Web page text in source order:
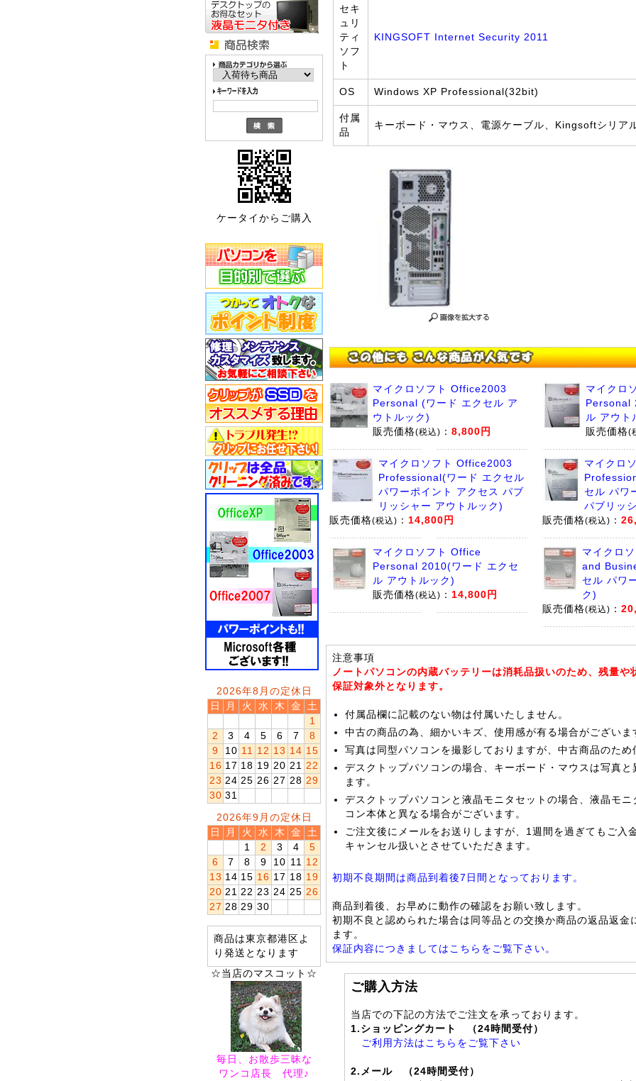
ケータイからご購入
2026年8月の定休日
日
月 火 水 木 金
土
1
2
3 4 5 6 7
8
9
10 11 12 13 14 15
16 17 18 19 20 21 22
23 24 25 26 27 28 29
30 31
2026年9月の定休日
日
月 火 水 木 金
土
1
2 3 4
5
6
7 8 9 10 11 12
13 14 15 16 17 18 19
20 21 22 23 24 25 26
27 28 29 30
商品は東京都港区よ
り発送となります
☆当店のマスコット☆
毎日、お散歩三昧な
ワンコ店長 代理♪
セキ
ュリ
ティ
ソフ
ト
KINGSOFT Internet Security 2011
OS Windows XP Professional(32bit)
付属
品
キーボード・マウス、電源ケーブル、Kingsoftシリア
マイクロソフト Office2003
Personal (ワード エクセル ア
ウトルック)
販売価格(税込) ： 8,800円
マイクロ
Personal
ル アウト
販売価格(
マイクロソフト Office2003
Professional(ワード エクセル
パワーポイント アクセス パブ
リッシャー アウトルック)
販売価格(税込) ： 14,800円
マイクロ
セル パワ
パブリッ
販売価格(税込) ：
マイクロソフト Office
Personal 2010(ワード エクセ
ル アウトルック)
販売価格(税込) ： 14,800円
マイクロ
and
セル パワ
ク)
販売価格(税込) ：
注意事項
ノートパソコンの内蔵バッテリーは消耗品扱いのため、残量や
保証対象外となります。
付属品欄に記載のない物は付属いたしません。
中古の商品の為、細かいキズ、使用感が有る場合がございま
写真は同型パソコンを撮影しておりますが、中古商品のため
デスクトップパソコンの場合、キーボード・マウスは写真と
ます。
デスクトップパソコンと液晶モニタセットの場合、液晶モニ
コン本体と異なる場合がございます。
ご注文後にメールをお送りしますが、1週間を過ぎてもご入
キャンセル扱いとさせていただきます。
初期不良期間は商品到着後7日間となっております。
商品到着後、お早めに動作の確認をお願い致します。
初期不良と認められた場合は同等品との交換か商品の返品返金
ます。
保証内容につきましてはこちらをご覧下さい。
ご購入方法
当店での下記の方法でご注文を承っております。
1.ショッピングカート （24時間受付）
ご利用方法はこちらをご覧下さい
2.メール （24時間受付）